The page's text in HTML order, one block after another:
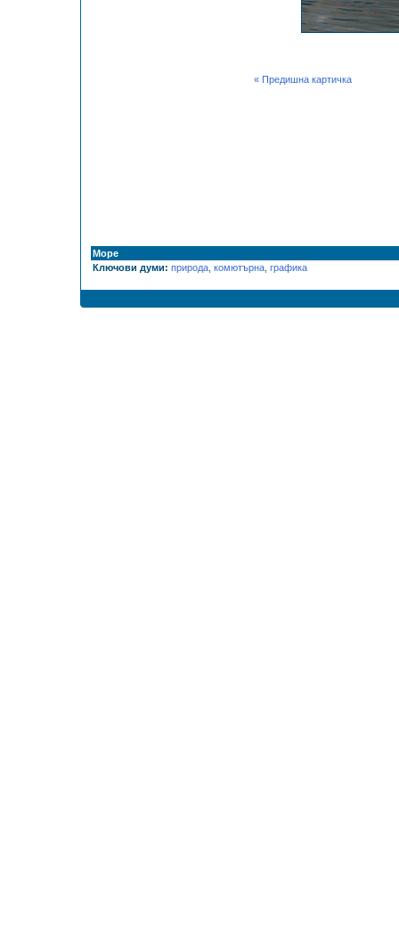
« Предишна картичка
Море
Ключови думи: природа комютърна графика